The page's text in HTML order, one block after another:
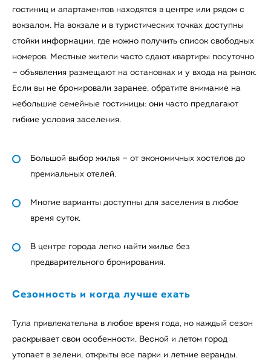
гостиниц и апартаментов находятся в центре или рядом с
вокзалом. На вокзале и в туристических точках доступны
стойки информации, где можно получить список свободных
номеров. Местные жители часто сдают квартиры посуточно
— объявления размещают на остановках и у входа на рынок.
Если вы не бронировали заранее, обратите внимание на
небольшие семейные гостиницы: они часто предлагают
гибкие условия заселения.
Большой выбор жилья — от экономичных хостелов до
премиальных отелей.
Многие варианты доступны для заселения в любое
время суток.
В центре города легко найти жилье без
предварительного бронирования.
Сезонность и когда лучше ехать
Тула привлекательна в любое время года, но каждый сезон
раскрывает свои особенности. Весной и летом город
утопает в зелени, открыты все парки и летние веранды.